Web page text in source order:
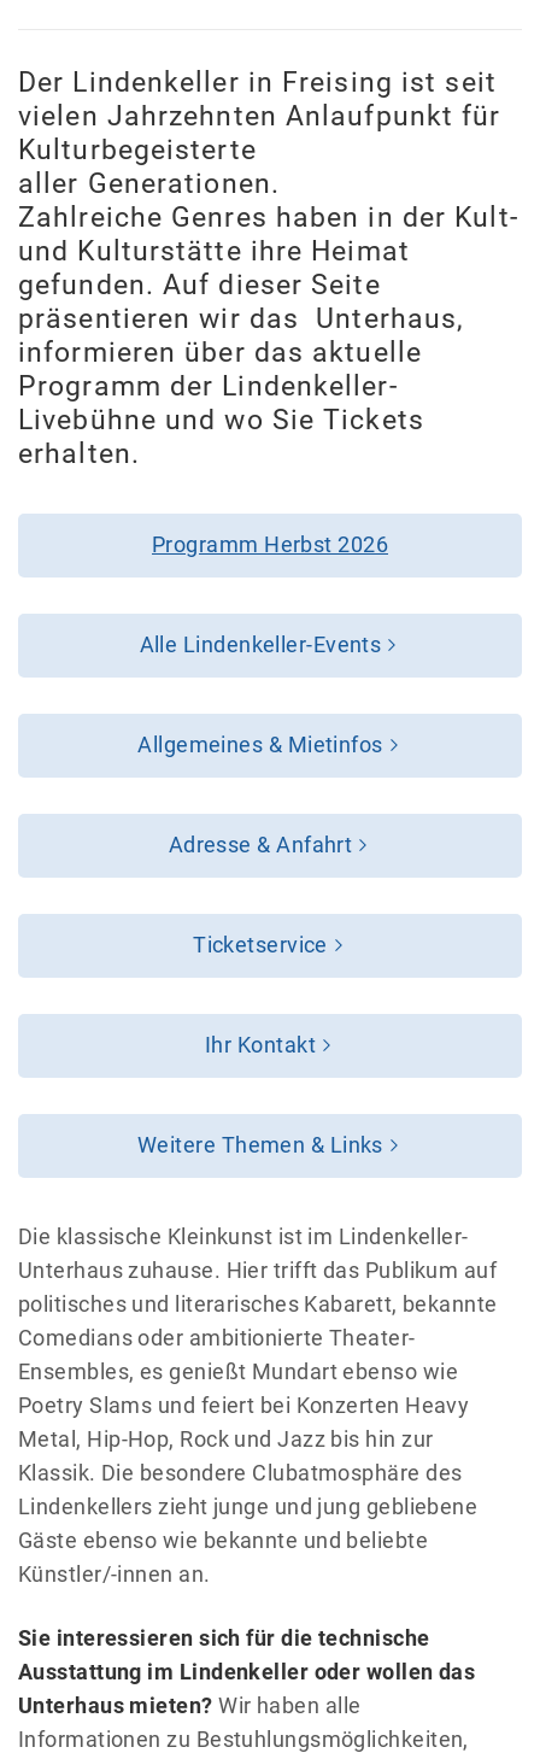
Der Lindenkeller in Freising ist seit
vielen Jahrzehnten Anlaufpunkt für
Kulturbegeisterte
aller Generationen.
Zahlreiche Genres haben in der Kult-
und Kulturstätte ihre Heimat
gefunden. Auf dieser Seite
präsentieren wir das Unterhaus,
informieren über das aktuelle
Programm der Lindenkeller-
Livebühne und wo Sie Tickets
erhalten.
Programm Herbst 2026
Alle Lindenkeller-Events
Allgemeines & Mietinfos
Adresse & Anfahrt
Ticketservice
Ihr Kontakt
Weitere Themen & Links
Die klassische Kleinkunst ist im Lindenkeller-
Unterhaus zuhause. Hier trifft das Publikum auf
politisches und literarisches Kabarett, bekannte
Comedians oder ambitionierte Theater-
Ensembles, es genießt Mundart ebenso wie
Poetry Slams und feiert bei Konzerten Heavy
Metal, Hip-Hop, Rock und Jazz bis hin zur
Klassik. Die besondere Clubatmosphäre des
Lindenkellers zieht junge und jung gebliebene
Gäste ebenso wie bekannte und beliebte
Künstler/-innen an.
Sie interessieren sich für die technische
Ausstattung im Lindenkeller oder wollen das
Unterhaus mieten?Wir haben alle
Informationen zu Bestuhlungsmöglichkeiten,